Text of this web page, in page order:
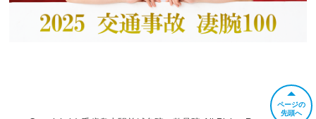
ページの
先頭へ